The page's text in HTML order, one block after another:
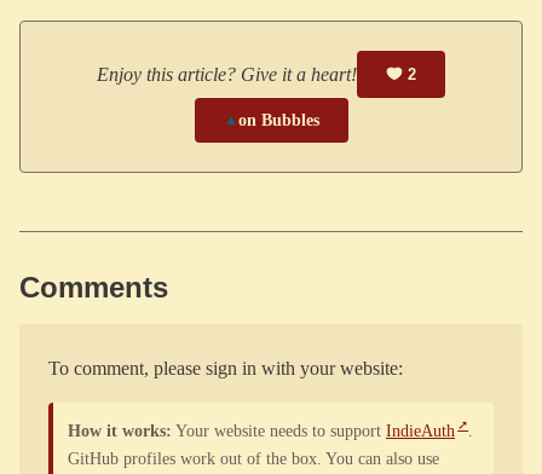
Enjoy this article? Give it a heart! 2
▲ on Bubbles
Comments
To comment, please sign in with your website:
How it works: Your website needs to support IndieAuth
.
GitHub profiles work out of the box. You can also use